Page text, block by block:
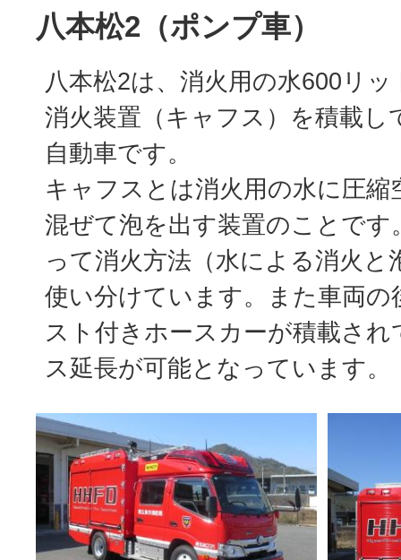
八本松2（ポンプ車）
八本松2は、消火用の水600リ
消火装置（キャフス）を積載し
自動車です。
キャフスとは消火用の水に圧縮
混ぜて泡を出す装置のことです
って消火方法（水による消火と
使い分けています。また車両の
スト付きホースカーが積載さ
ス延長が可能となっています。